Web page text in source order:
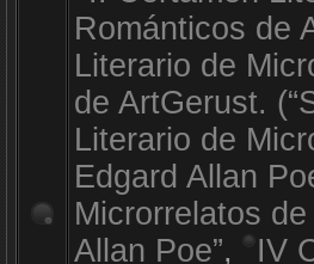
Románticos de
Literario de
de ArtGerust.
Literario de
Edgard Allan
Microrrelatos
Allan Poe”,
IV